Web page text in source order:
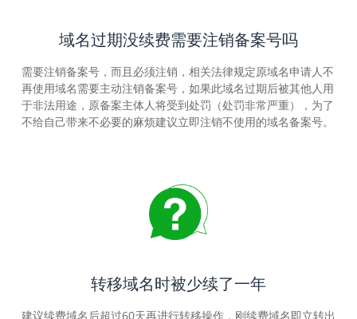
域名过期没续费需要注销备案号吗
需要注销备案号，而且必须注销，相关法律规定原域名申请人不
再使用域名需要主动注销备案号，如果此域名过期后被其他人用
于非法用途，原备案主体人将受到处罚（处罚非常严重），为了
不给自己带来不必要的麻烦建议立即注销不使用的域名备案号。
转移域名时被少续了一年
建议续费域名后超过60天再进行转移操作，刚续费域名即立转出